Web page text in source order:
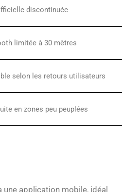
discontinuée
limitée à 30 mètres
selon les retours utilisateurs
en zones peu peuplées
application mobile, idéal